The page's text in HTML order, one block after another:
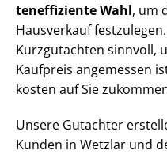
ten­ef­fi­zi­en­te Wahl, um
Hausverkauf
Kurzgutachten sinnvoll,
Kaufpreis angemessen
kos­ten auf Sie
Unsere Gutachter
Kunden in Wetzlar und